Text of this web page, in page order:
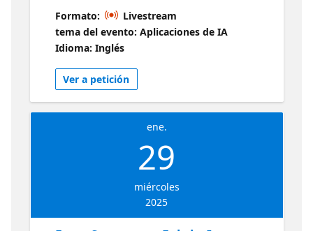
Fabric. Learn how to design and implement
scalable analytics solutions in Microsoft
Fabric. This session covers building
Lakehouses, integrating data sources, and
managing analytics environments to get the
most out of Fabric’s architecture.
Formato:
Livestream
tema del evento: Aplicaciones de IA
Idioma: Inglés
Ver a petición
ene.
29
miércoles
2025